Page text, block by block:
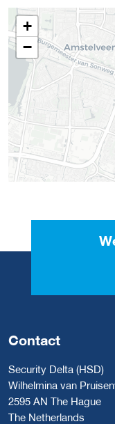
+
−
Contact
Security Delta (HSD)
Wilhelmina van
2595 AN The Hague
The Netherlands